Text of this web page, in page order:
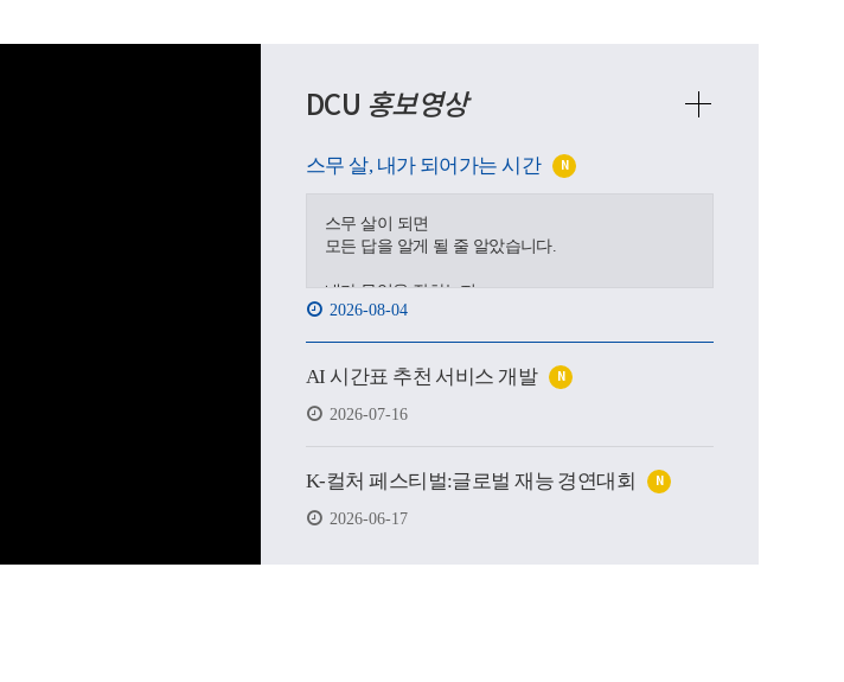
DCU 홍보영상
스무 살, 내가 되어가는 시간 N
스무 살이 되면
모든 답을 알게 될 줄 알았습니다.
내가 무엇을 잘하는지,
어디로 가야 하는지,
하지만 처음 마주한 강의실도,
처음 건넨 인사도,
그래도 괜찮습니다.
시작은 원래 조금 흔들리는 마음에서 태어나고,
2026-08-04
AI 시간표 추천 서비스 개발 N
2026-07-16
K-컬처 페스티벌:글로벌 재능 경연대회 N
2026-06-17